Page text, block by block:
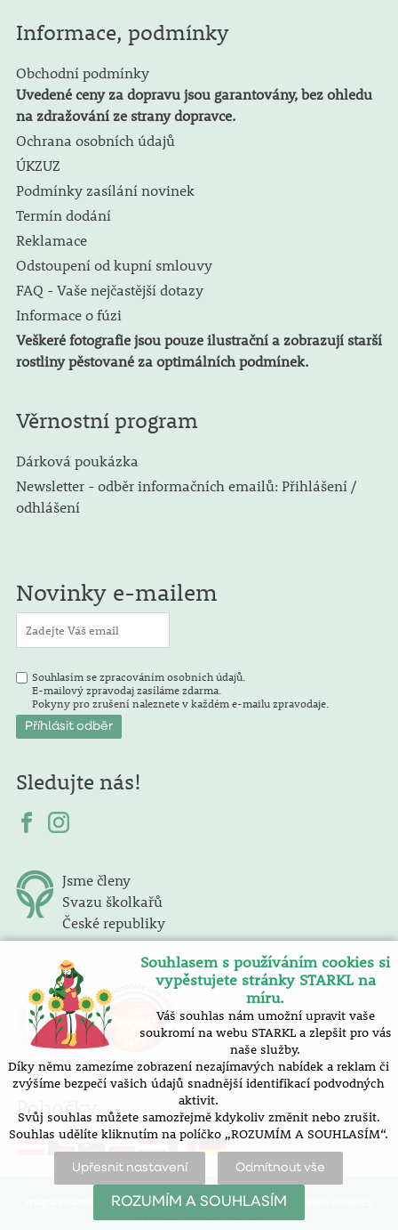
Informace, podmínky
Obchodní podmínky
Uvedené ceny za dopravu jsou garantovány, bez ohledu
na zdražování ze strany dopravce.
Ochrana osobních údajů
ÚKZUZ
Podmínky zasílání novinek
Termín dodání
Reklamace
Odstoupení od kupní smlouvy
FAQ - Vaše nejčastější dotazy
Informace o fúzi
Veškeré fotografie jsou pouze ilustrační a zobrazují starší
rostliny pěstované za optimálních podmínek.
Věrnostní program
Dárková poukázka
Newsletter - odběr informačních emailů: Přihlášení /
odhlášení
Novinky e-mailem
Souhlasím se zpracováním osobních údajů.
E-mailový zpravodaj zasíláme zdarma.
Pokyny pro zrušení naleznete v každém e-mailu zpravodaje.
Sledujte nás!
Jsme členy
Svazu školkařů
České republiky
Pobočky
prohlášení o přístupnosti |
nastavení cookies
Vytvořilo SOFICO-CZ, a.s.
Souhlasem s používáním cookies si
vypěstujete stránky STARKL na
míru.
Váš souhlas nám umožní upravit vaše
soukromí na webu STARKL a zlepšit pro vás
naše služby.
Díky němu zamezíme zobrazení nezajímavých nabídek a reklam či
zvýšíme bezpečí vašich údajů snadnější identifikací podvodných
aktivit.
Svůj souhlas můžete samozřejmě kdykoliv změnit nebo zrušit.
Souhlas udělíte kliknutím na políčko „ROZUMÍM A SOUHLASÍM“.
Upřesnit nastavení Odmítnout vše
ROZUMÍM A SOUHLASÍM